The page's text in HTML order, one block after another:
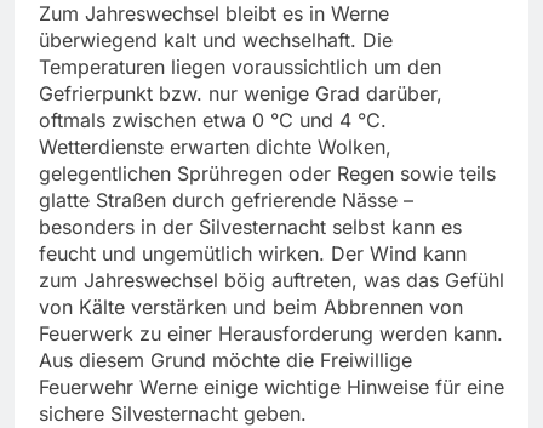
Zum Jahreswechsel bleibt es in Werne
überwiegend kalt und wechselhaft. Die
Temperaturen liegen voraussichtlich um den
Gefrierpunkt bzw. nur wenige Grad darüber,
oftmals zwischen etwa 0 °C und 4 °C.
Wetterdienste erwarten dichte Wolken,
gelegentlichen Sprühregen oder Regen sowie teils
glatte Straßen durch gefrierende Nässe –
besonders in der Silvesternacht selbst kann es
feucht und ungemütlich wirken. Der Wind kann
zum Jahreswechsel böig auftreten, was das Gefühl
von Kälte verstärken und beim Abbrennen von
Feuerwerk zu einer Herausforderung werden kann.
Aus diesem Grund möchte die Freiwillige
Feuerwehr Werne einige wichtige Hinweise für eine
sichere Silvesternacht geben.